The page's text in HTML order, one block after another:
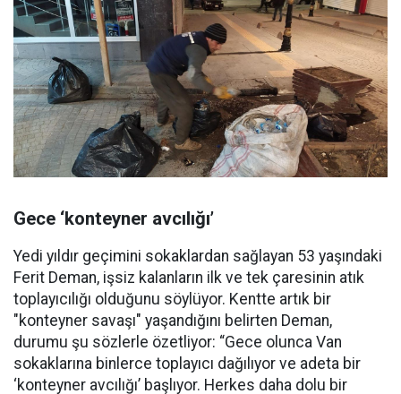
Gece ‘konteyner avcılığı’
Yedi yıldır geçimini sokaklardan sağlayan 53 yaşındaki
Ferit Deman, işsiz kalanların ilk ve tek çaresinin atık
toplayıcılığı olduğunu söylüyor. Kentte artık bir
"konteyner savaşı" yaşandığını belirten Deman,
durumu şu sözlerle özetliyor: “Gece olunca Van
sokaklarına binlerce toplayıcı dağılıyor ve adeta bir
‘konteyner avcılığı’ başlıyor. Herkes daha dolu bir